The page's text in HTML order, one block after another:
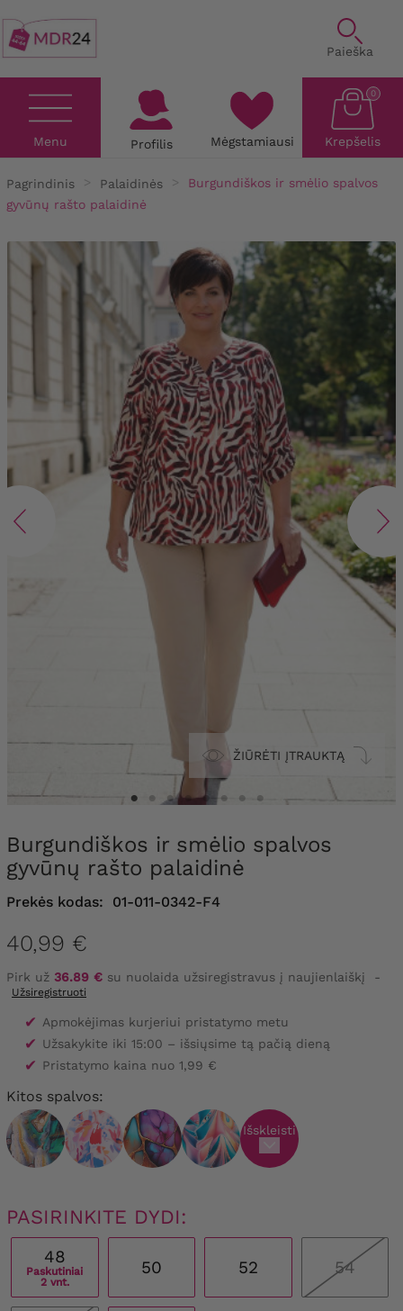
Paieška
Menu Profilis Mėgstamiausi Krepšelis
0
Pagrindinis Palaidinės
Burgundiškos ir smėlio spalvos
gyvūnų rašto palaidinė
ŽIŪRĖTI ĮTRAUKTĄ
Burgundiškos ir smėlio spalvos
gyvūnų rašto palaidinė
Prekės kodas: 01-011-0342-F4
40,99 €
Pirk už 36.89 € su nuolaida užsiregistravus į naujienlaiškį -
Užsiregistruoti
✔ Apmokėjimas kurjeriui pristatymo metu
✔ Užsakykite iki 15:00 – išsiųsime tą pačią dieną
✔ Pristatymo kaina nuo 1,99 €
Kitos spalvos:
Išskleisti
PASIRINKITE DYDI:
48
Paskutiniai
2 vnt.
50 52 54